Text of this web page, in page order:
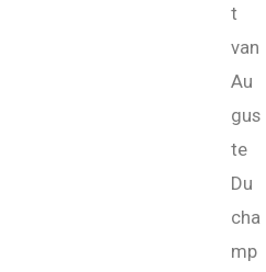
t
van
Au
gus
te
Du
cha
mp